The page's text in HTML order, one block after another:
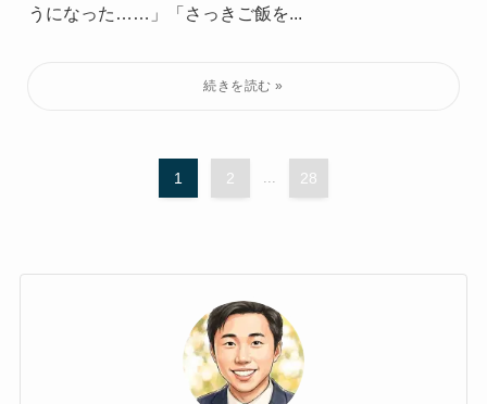
うになった……」「さっきご飯を...
1 2 28